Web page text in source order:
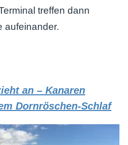
treffen dann
aufeinander.
an – Kanaren
Dornröschen-Schlaf